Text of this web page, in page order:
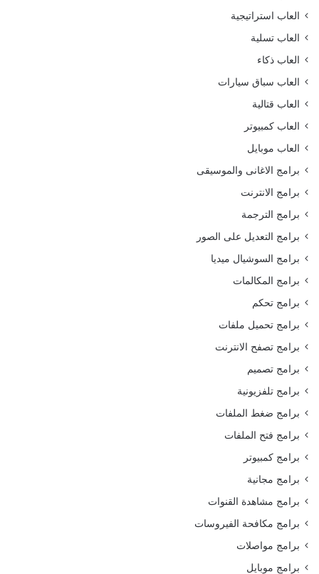
العاب استراتيجية
العاب تسلية
العاب ذكاء
العاب سباق سيارات
العاب قتالية
العاب كمبيوتر
العاب موبايل
برامج الاغانى والموسيقى
برامج الانترنت
برامج الترجمة
برامج التعديل على الصور
برامج السوشيال ميديا
برامج المكالمات
برامج تحكم
برامج تحميل ملفات
برامج تصفح الانترنت
برامج تصميم
برامج تلفزيونية
برامج ضغط الملفات
برامج فتح الملفات
برامج كمبيوتر
برامج مجانية
برامج مشاهدة القنوات
برامج مكافحة الفيروسات
برامج مواصلات
برامج موبايل